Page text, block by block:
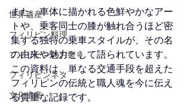
世界遺産
フィリピン料理
フィリピンのお祭り
フィリピンネタ
文化遺産
また、車体に描かれる色鮮やかなアー
トや、乗客同士の膝が触れ合うほど密
集する独特の乗車スタイルが、その名
の由来や魅力として語られています。
この資料は、単なる交通手段を超えた
フィリピンの伝統と職人魂を今に伝え
る貴重な記録です。